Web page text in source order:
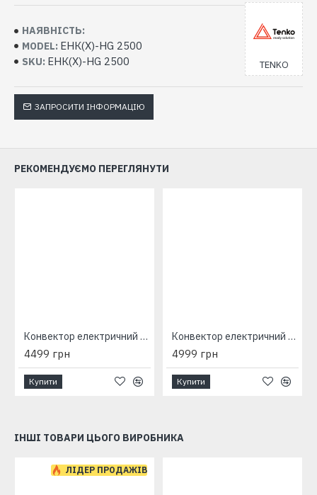
НАЯВНІСТЬ:
MODEL: ЕНК(Х)-HG 2500
SKU: ЕНК(Х)-HG 2500 TENKO
ЗАПРОСИТИ ІНФОРМАЦІЮ
РЕКОМЕНДУЄМО ПЕРЕГЛЯНУТИ
Конвектор електричний Atlantic Altis Eco Boost 3 Wi-Fi CHG-BD1/Wi-Fi 1000W
4499 грн
Купити
Конвектор електричний Atlantic Altis Eco Boost 3 Wi-Fi CHG-BD1/Wi-Fi 1500W
4999 грн
Купити
ІНШІ ТОВАРИ ЦЬОГО ВИРОБНИКА
ЛІДЕР ПРОДАЖІВ